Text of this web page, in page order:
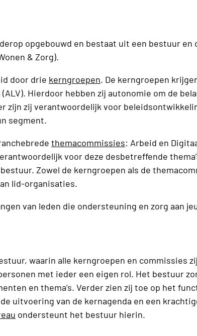
opgebouwd en bestaat uit een bestuur en
& Zorg).
door drie kerngroepen. De kerngroepen
Hierdoor hebben zij autonomie om de
zijn zij verantwoordelijk voor
segment.
themacommissies: Arbeid en
voor deze desbetreffende
Zowel de kerngroepen als de
lid-organisaties.
van leden die ondersteuning en zorg aan
waarin alle kerngroepen en commissies
met ieder een eigen rol. Het bestuur
en thema’s. Verder zien zij toe op het
uitvoering van de kernagenda en een
ondersteunt het bestuur hierin.